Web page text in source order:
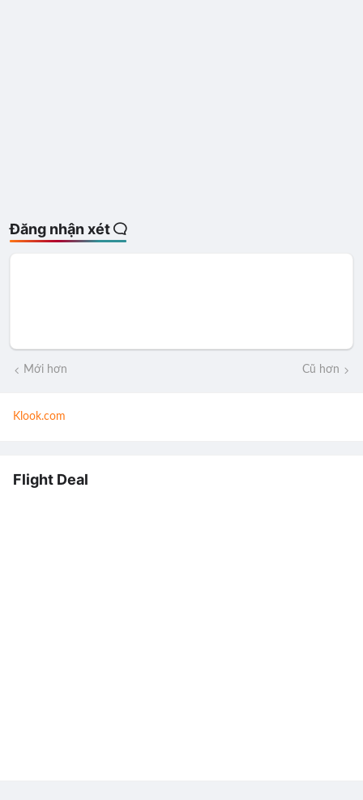
Đăng nhận xét
Mới hơn Cũ hơn
Klook.com
Flight Deal